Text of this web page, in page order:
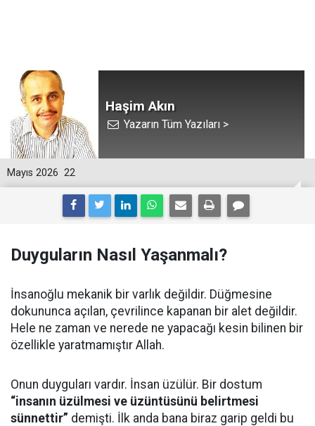
Haşim Akın
Yazarın Tüm Yazıları >
22
Mayıs 2026
Duyguların Nasıl Yaşanmalı?
İnsanoğlu mekanik bir varlık değildir. Düğmesine
dokununca açılan, çevrilince kapanan bir alet değildir.
Hele ne zaman ve nerede ne yapacağı kesin bilinen bir
özellikle yaratmamıştır Allah.
Onun duyguları vardır. İnsan üzülür. Bir dostum
“insanın üzülmesi ve üzüntüsünü belirtmesi
sünnettir” demişti. İlk anda bana biraz garip geldi bu